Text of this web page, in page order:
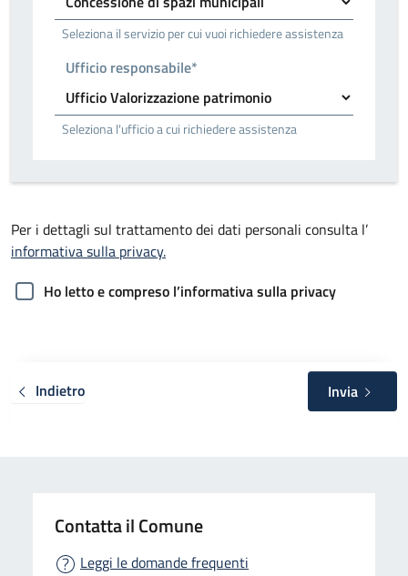
Seleziona il servizio per cui vuoi richiedere assistenza
Ufficio responsabile*
Seleziona l'ufficio a cui richiedere assistenza
Per i dettagli sul trattamento dei dati personali consulta l’
informativa sulla privacy.
Ho letto e compreso l’informativa sulla privacy
Indietro Invia
Contatta il Comune
Leggi le domande frequenti